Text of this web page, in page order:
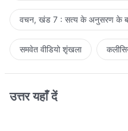
वचन, खंड 7 : सत्य के अनुसरण के
समवेत वीडियो शृंखला
उत्तर यहाँ दें